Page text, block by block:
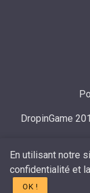
En utilisant notre
confidentialité et
OK !
DropinGame